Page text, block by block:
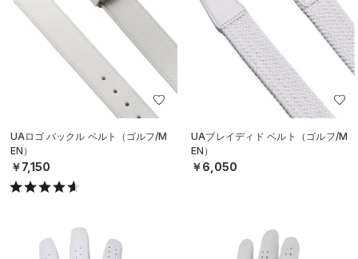
UAロゴ バックル ベルト（ゴルフ/M
EN）
￥7,150
UAブレイディド ベルト（ゴルフ/M
EN）
￥6,050